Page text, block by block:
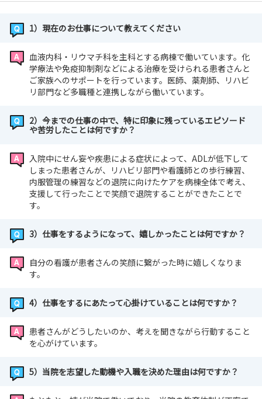
1）現在のお仕事について教えてください
血液内科・リウマチ科を主科とする病棟で働いています。化
学療法や免疫抑制剤などによる治療を受けられる患者さんと
ご家族へのサポートを行っています。医師、薬剤師、リハビ
リ部門など多職種と連携しながら働いています。
2）今までの仕事の中で、特に印象に残っているエピソード
や苦労したことは何ですか？
入院中にせん妄や疾患による症状によって、ADLが低下して
しまった患者さんが、リハビリ部門や看護師との歩行練習、
内服管理の練習などの退院に向けたケアを病棟全体で考え、
支援して行ったことで笑顔で退院することができたことで
す。
3）仕事をするようになって、嬉しかったことは何ですか？
自分の看護が患者さんの笑顔に繋がった時に嬉しくなりま
す。
4）仕事をするにあたって心掛けていることは何ですか？
患者さんがどうしたいのか、考えを聞きながら行動すること
を心がけています。
5）当院を志望した動機や入職を決めた理由は何ですか？